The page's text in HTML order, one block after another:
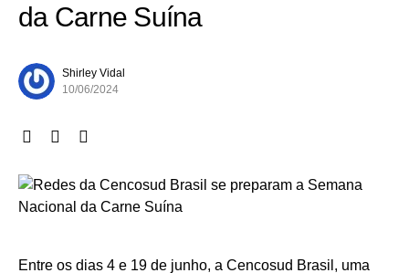
da Carne Suína
Shirley Vidal
10/06/2024
Entre os dias 4 e 19 de junho, a Cencosud Brasil, uma